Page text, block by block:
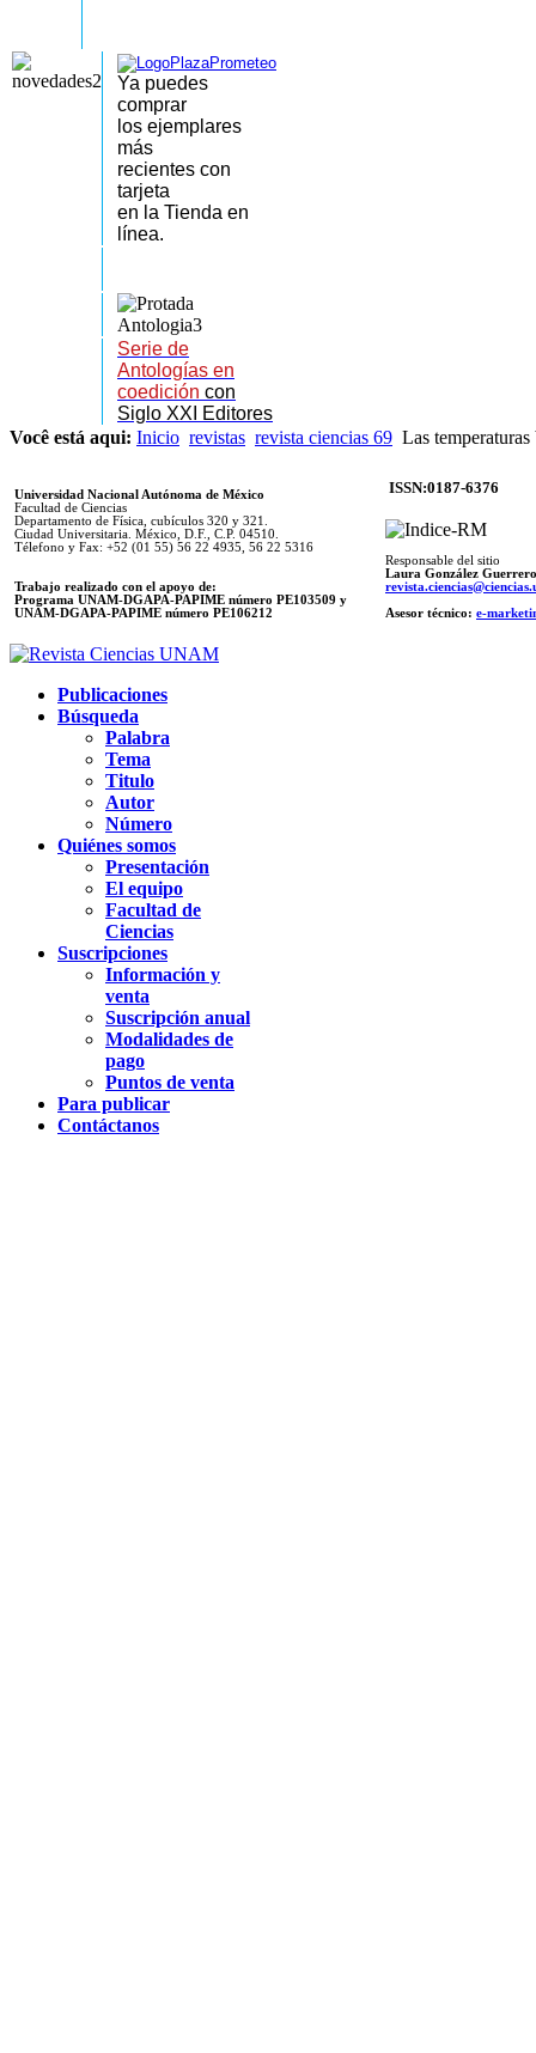
Ya puedes
comprar
los ejemplares
más
recientes con
tarjeta
en la Tienda en
línea.
Serie de
Antologías en
coedición con
Siglo XXI Editores
Você está aqui: Inicio revistas revista ciencias 69 Las
Universidad Nacional Autónoma de México
Facultad de Ciencias
Departamento de Física, cubículos 320 y 321.
Ciudad Universitaria. México, D.F., C.P. 04510.
Télefono y Fax: +52 (01 55) 56 22 4935, 56 22 5316
Trabajo realizado con el apoyo de:
Programa UNAM-DGAPA-PAPIME número PE103509 y
UNAM-DGAPA-PAPIME número PE106212
ISSN:0187-6376
Responsable del sitio
Laura González Guerrero
Asesor técnico: e-
Publicaciones
Búsqueda
Palabra
Tema
Titulo
Autor
Número
Quiénes somos
Presentación
El equipo
Facultad de
Ciencias
Suscripciones
Información y
venta
Suscripción anual
Modalidades de
pago
Puntos de venta
Para publicar
Contáctanos